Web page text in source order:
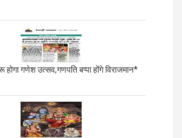
गणेश उत्सव,गणपति बप्पा होंगे विराजमान*